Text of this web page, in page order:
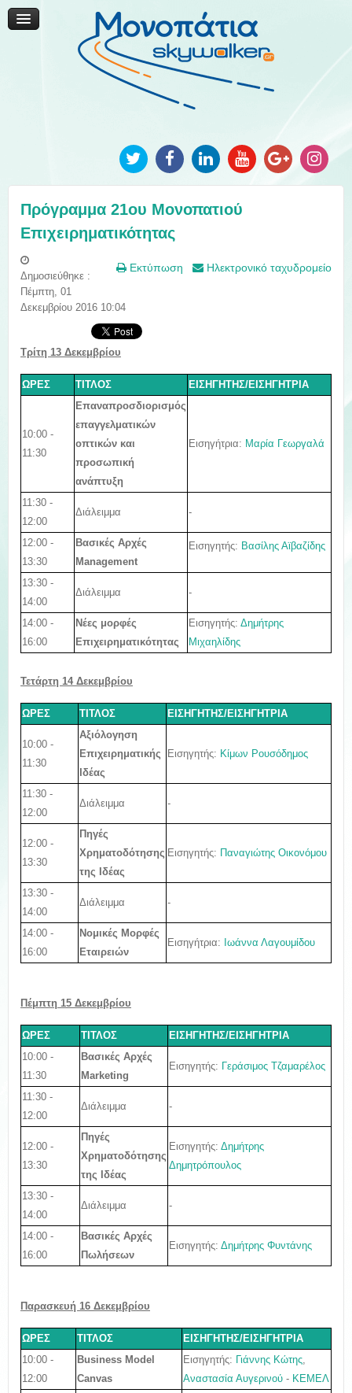
Μονοπάτια Καινοτομίας
Μονοπάτια Τοπικής Ανάπτυξης
Ανακοινώσεις
Φωτογραφίες
Πρόγραμμα 21ου Μονοπατιού
Επιχειρηματικότητας
Εκτύπωση Ηλεκτρονικό ταχυδρομείο
Δημοσιεύθηκε :
Πέμπτη, 01
Δεκεμβρίου 2016 10:04
Τρίτη 13 Δεκεμβρίου
ΩΡΕΣ ΤΙΤΛΟΣ ΕΙΣΗΓΗΤΗΣ/ΕΙΣΗΓΗΤΡΙΑ
10:00 -
11:30
Επαναπροσδιορισμός
επαγγελματικών
οπτικών και
προσωπική
ανάπτυξη
Εισηγήτρια: Μαρία Γεωργαλά
11:30 -
12:00
Διάλειμμα -
12:00 -
13:30
Βασικές Αρχές
Management
Εισηγητής: Βασίλης Αϊβαζίδης
13:30 -
14:00
Διάλειμμα -
14:00 -
16:00
Νέες μορφές
Επιχειρηματικότητας
Εισηγητής: Δημήτρης
Μιχαηλίδης
Τετάρτη 14 Δεκεμβρίου
ΩΡΕΣ ΤΙΤΛΟΣ ΕΙΣΗΓΗΤΗΣ/ΕΙΣΗΓΗΤΡΙΑ
10:00 -
11:30
Αξιόλογηση
Επιχειρηματικής
Ιδέας
Εισηγητής: Κίμων Ρουσόδημος
11:30 -
12:00
Διάλειμμα -
12:00 -
13:30
Πηγές
Χρηματοδότησης
της Ιδέας
Εισηγητής: Παναγιώτης Οικονόμου
13:30 -
14:00
Διάλειμμα -
14:00 -
16:00
Νομικές Μορφές
Εταιρειών
Εισηγήτρια: Ιωάννα Λαγουμίδου
Πέμπτη 15 Δεκεμβρίου
ΩΡΕΣ ΤΙΤΛΟΣ
ΕΙΣΗΓΗΤΗΣ/ΕΙΣΗΓΗΤΡΙΑ
10:00 -
11:30
Βασικές Αρχές
Marketing
Εισηγητής: Γεράσιμος Τζαμαρέλος
11:30 -
12:00
Διάλειμμα -
12:00 -
13:30
Πηγές
Χρηματοδότησης
της Ιδέας
Εισηγητής: Δημήτρης
Δημητρόπουλος
13:30 -
14:00
Διάλειμμα -
14:00 -
16:00
Βασικές Αρχές
Πωλήσεων
Εισηγητής: Δημήτρης Φυντάνης
Παρασκευή 16 Δεκεμβρίου
ΩΡΕΣ ΤΙΤΛΟΣ
ΕΙΣΗΓΗΤΗΣ/ΕΙΣΗΓΗΤΡΙΑ
10:00 -
12:00
Business Model
Canvas
Εισηγητής: Γιάννης Κώτης,
Αναστασία Αυγερινού - ΚΕΜΕΛ